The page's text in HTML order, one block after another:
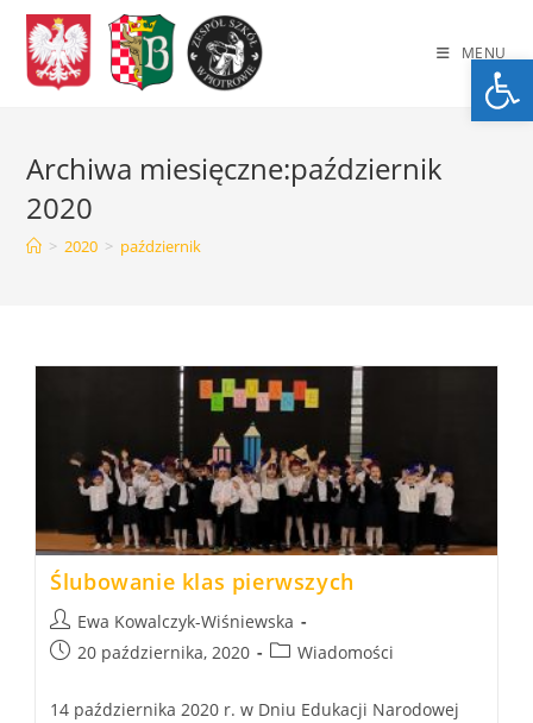
Skip
content
MENU
Archiwa miesięczne:październik
2020
> 2020 > październik
Ślubowanie klas pierwszych
Post
author:
Ewa Kowalczyk-Wiśniewska
Post20 października, 2020
PostWiadomości
14 października 2020 r. w Dniu Edukacji Narodowej